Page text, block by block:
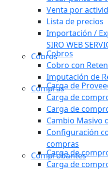
Venta por
Lista de precios
Importación /
SIRO WEB
CobrosCobros
Cobro con
Imputación de
Compras
Carga de
Carga de
Carga de
Cambio Masivo
Configuración
compras
Comprobantes
Carga de
Carga de